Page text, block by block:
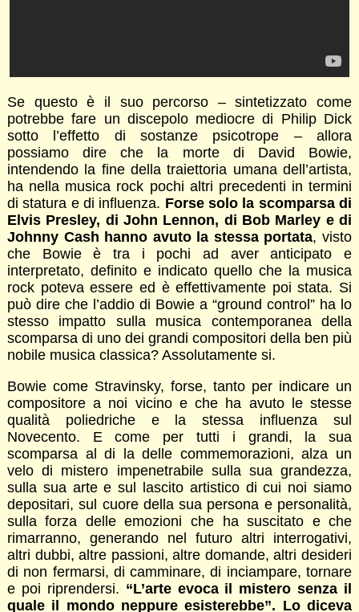
Se questo è il suo percorso – sintetizzato come
potrebbe fare un discepolo mediocre di Philip Dick
sotto l’effetto di sostanze psicotrope – allora
possiamo dire che la morte di David Bowie,
intendendo la fine della traiettoria umana dell’artista,
ha nella musica rock pochi altri precedenti in termini
di statura e di influenza. Forse solo la scomparsa di
Elvis Presley, di John Lennon, di Bob Marley e di
Johnny Cash hanno avuto la stessa portata, visto
che Bowie è tra i pochi ad aver anticipato e
interpretato, definito e indicato quello che la musica
rock poteva essere ed è effettivamente poi stata. Si
può dire che l’addio di Bowie a “ground control” ha lo
stesso impatto sulla musica contemporanea della
scomparsa di uno dei grandi compositori della ben più
nobile musica classica? Assolutamente si.
Bowie come Stravinsky, forse, tanto per indicare un
compositore a noi vicino e che ha avuto le stesse
qualità poliedriche e la stessa influenza sul
Novecento. E come per tutti i grandi, la sua
scomparsa al di la delle commemorazioni, alza un
velo di mistero impenetrabile sulla sua grandezza,
sulla sua arte e sul lascito artistico di cui noi siamo
depositari, sul cuore della sua persona e personalità,
sulla forza delle emozioni che ha suscitato e che
rimarranno, generando nel futuro altri interrogativi,
altri dubbi, altre passioni, altre domande, altri desideri
di non fermarsi, di camminare, di inciampare, tornare
e poi riprendersi. “L’arte evoca il mistero senza il
quale il mondo neppure esisterebbe”. Lo diceva